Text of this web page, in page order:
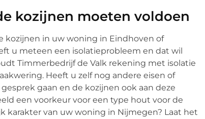
kozijnen moeten voldoen
kozijnen in uw woning in Eindhoven of
u meteen een isolatieprobleem en dat wil
Timmerbedrijf de Valk rekening met isolatie
Heeft u zelf nog andere eisen of
gaan en de kozijnen ook aan deze
een voorkeur voor een type hout voor de
karakter van uw woning in Nijmegen? Laat het